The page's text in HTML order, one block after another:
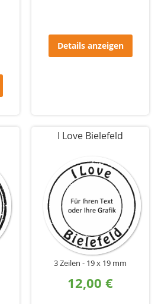
Details anzeigen
I Love Bielefeld
3 Zeilen 19 x 19 mm
12,00 €